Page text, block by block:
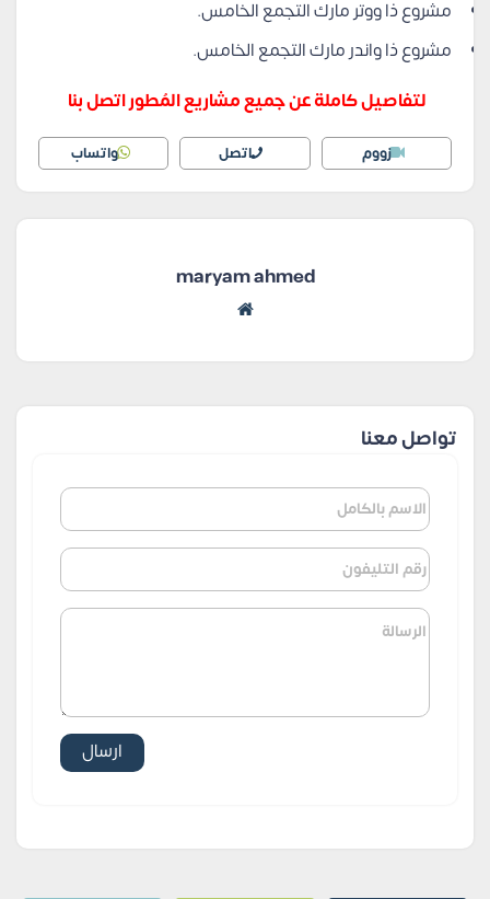
مشروع ذا ووتر مارك التجمع الخامس.
مشروع ذا واندر مارك التجمع الخامس.
لتفاصيل كاملة عن جميع مشاريع المُطور اتصل بنا
زووم اتصل واتساب
maryam ahmed
تواصل معنا